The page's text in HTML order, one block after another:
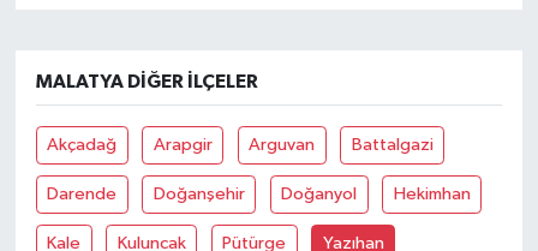
MALATYA DIĞER İLÇELER
Akçadağ Arapgir Arguvan Battalgazi
Darende Doğanşehir Doğanyol Hekimhan
Kale Kuluncak Pütürge Yazıhan